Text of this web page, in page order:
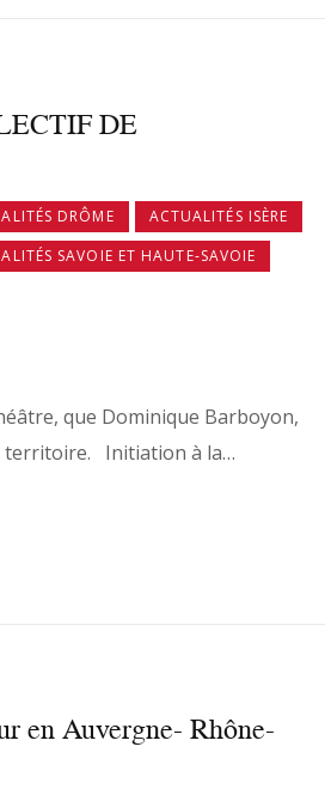
DE
DRÔME
ACTUALITÉS ISÈRE
SAVOIE ET HAUTE-SAVOIE
que Dominique Barboyon,
territoire. Initiation à la…
en Auvergne- Rhône-